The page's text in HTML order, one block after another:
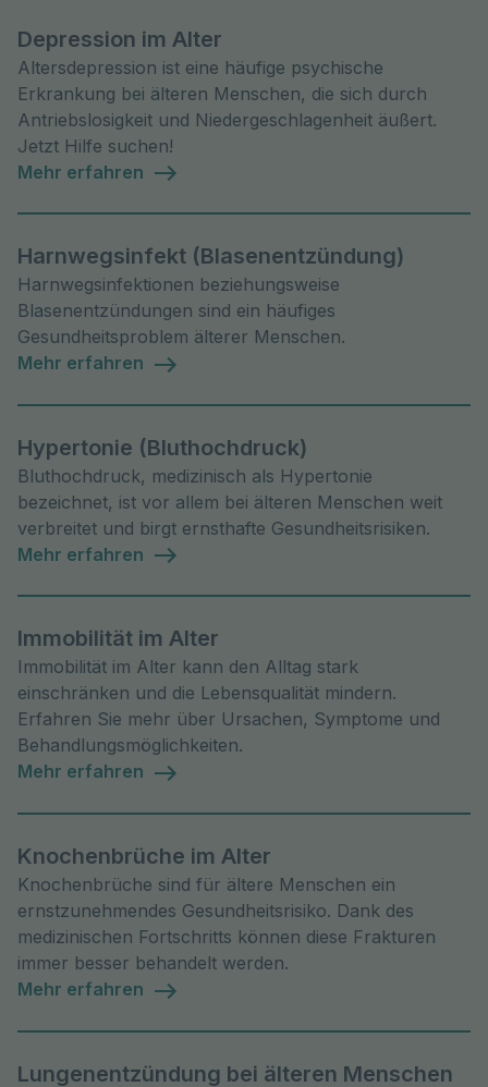
Depression im Alter
Altersdepression ist eine häufige psychische
Erkrankung bei älteren Menschen, die sich durch
Antriebslosigkeit und Niedergeschlagenheit äußert.
Jetzt Hilfe suchen!
Mehr erfahren
Harnwegsinfekt (Blasenentzündung)
Harnwegsinfektionen beziehungsweise
Blasenentzündungen sind ein häufiges
Gesundheitsproblem älterer Menschen.
Mehr erfahren
Hypertonie (Bluthochdruck)
Bluthochdruck, medizinisch als Hypertonie
bezeichnet, ist vor allem bei älteren Menschen weit
verbreitet und birgt ernsthafte Gesundheitsrisiken.
Mehr erfahren
Immobilität im Alter
Immobilität im Alter kann den Alltag stark
einschränken und die Lebensqualität mindern.
Erfahren Sie mehr über Ursachen, Symptome und
Behandlungsmöglichkeiten.
Mehr erfahren
Knochenbrüche im Alter
Knochenbrüche sind für ältere Menschen ein
ernstzunehmendes Gesundheitsrisiko. Dank des
medizinischen Fortschritts können diese Frakturen
immer besser behandelt werden.
Mehr erfahren
Lungenentzündung bei älteren Menschen